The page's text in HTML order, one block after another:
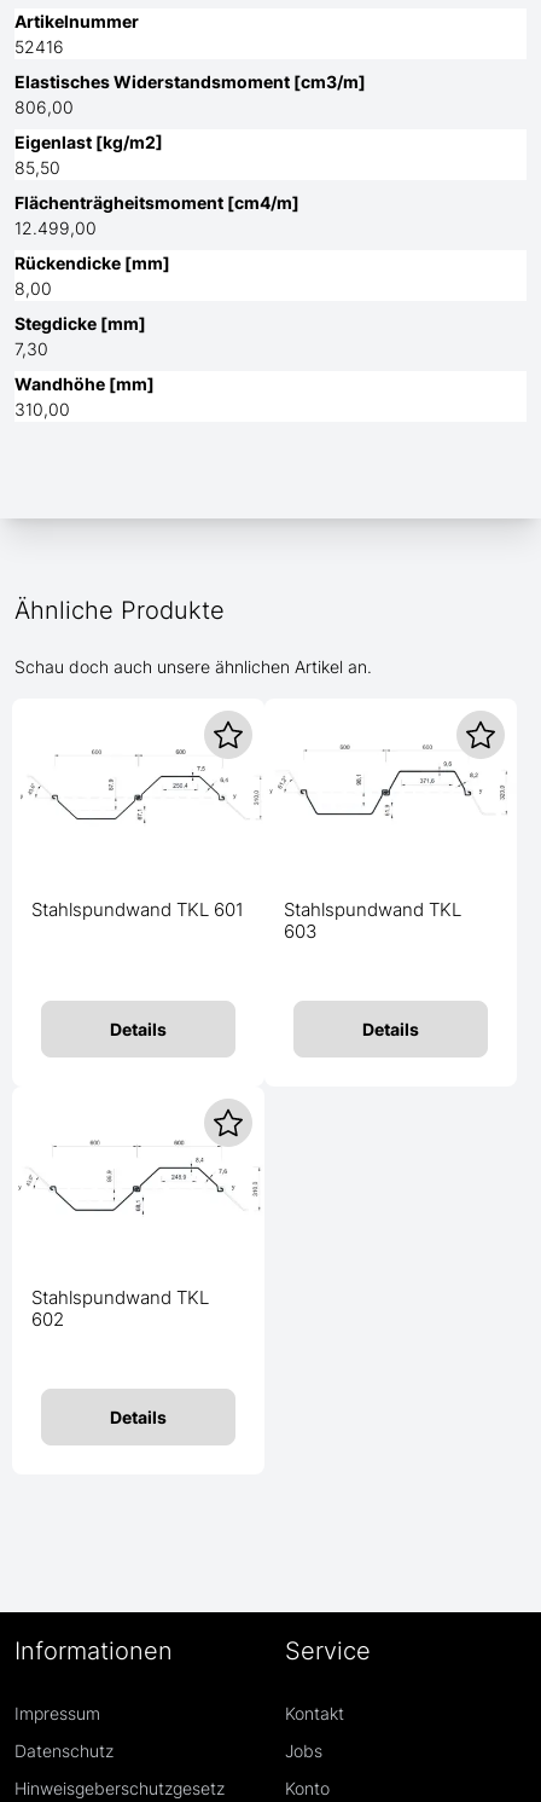
Artikelnummer
52416
Elastisches Widerstandsmoment [cm3/m]
806,00
Eigenlast [kg/m2]
85,50
Flächenträgheitsmoment [cm4/m]
12.499,00
Rückendicke [mm]
8,00
Stegdicke [mm]
7,30
Wandhöhe [mm]
310,00
Ähnliche Produkte
Schau doch auch unsere ähnlichen Artikel an.
Stahlspundwand TKL 601
Details
Stahlspundwand TKL
603
Details
Stahlspundwand TKL
602
Details
Informationen
Impressum
Datenschutz
Hinweisgeberschutzgesetz
Service
Kontakt
Jobs
Konto